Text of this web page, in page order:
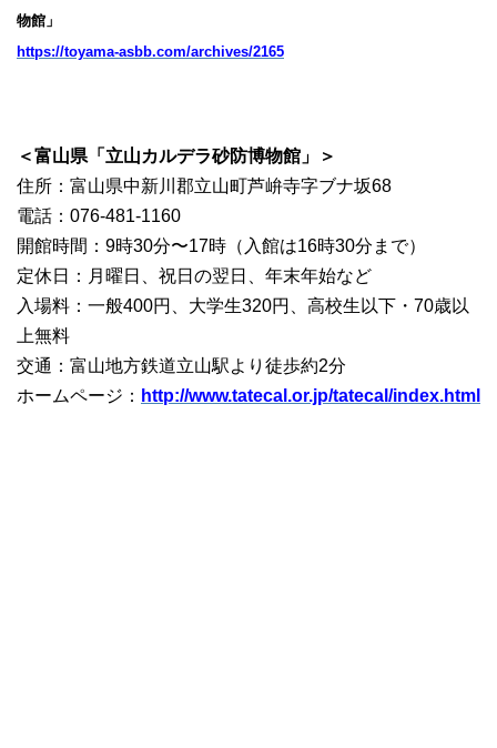
物館」
https://toyama-asbb.com/archives/2165
＜富山県「立山カルデラ砂防博物館」＞
住所：富山県中新川郡立山町芦峅寺字ブナ坂68
電話：076-481-1160
開館時間：9時30分〜17時（入館は16時30分まで）
定休日：月曜日、祝日の翌日、年末年始など
入場料：一般400円、大学生320円、高校生以下・70歳以
上無料
交通：富山地方鉄道立山駅より徒歩約2分
ホームページ： http://www.tatecal.or.jp/tatecal/index.html